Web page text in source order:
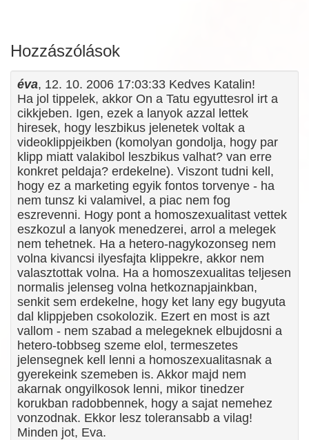
Hozzászólások
éva, 12. 10. 2006 17:03:33 Kedves Katalin!
Ha jol tippelek, akkor On a Tatu egyuttesrol irt a
cikkjeben. Igen, ezek a lanyok azzal lettek
hiresek, hogy leszbikus jelenetek voltak a
videoklippjeikben (komolyan gondolja, hogy par
klipp miatt valakibol leszbikus valhat? van erre
konkret peldaja? erdekelne). Viszont tudni kell,
hogy ez a marketing egyik fontos torvenye - ha
nem tunsz ki valamivel, a piac nem fog
eszrevenni. Hogy pont a homoszexualitast vettek
eszkozul a lanyok menedzerei, arrol a melegek
nem tehetnek. Ha a hetero-nagykozonseg nem
volna kivancsi ilyesfajta klippekre, akkor nem
valasztottak volna. Ha a homoszexualitas teljesen
normalis jelenseg volna hetkoznapjainkban,
senkit sem erdekelne, hogy ket lany egy bugyuta
dal klippjeben csokolozik. Ezert en most is azt
vallom - nem szabad a melegeknek elbujdosni a
hetero-tobbseg szeme elol, termeszetes
jelensegnek kell lenni a homoszexualitasnak a
gyerekeink szemeben is. Akkor majd nem
akarnak ongyilkosok lenni, mikor tinedzer
korukban radobbennek, hogy a sajat nemehez
vonzodnak. Ekkor lesz toleransabb a vilag!
Minden jot, Eva.